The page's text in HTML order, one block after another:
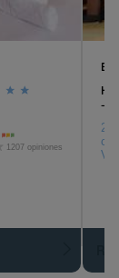
1207 opiniones
-